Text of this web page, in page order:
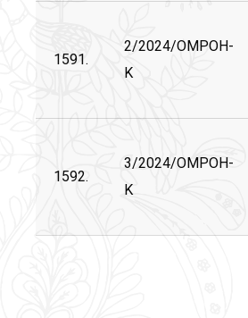
1591.
2/2024/OMPOH-
K
1592.
3/2024/OMPOH-
K